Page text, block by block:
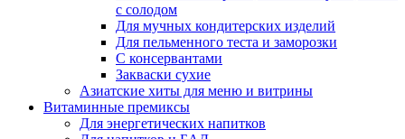
с солодом
Для мучных кондитерских изделий
Для пельменного теста и заморозки
С консервантами
Закваски сухие
Азиатские хиты для меню и витрины
Витаминные премиксы
Для энергетических напитков